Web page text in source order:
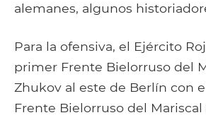
alemanes, algunos
Para la ofensiva, el Ejército
primer Frente Bielorruso del
Zhukov al este de Berlín con
Frente Bielorruso del